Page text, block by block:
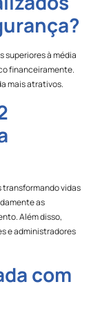
superiores à média
financeiramente.
mais atrativos.
transformando vidas
as
Além disso,
e administradores
com